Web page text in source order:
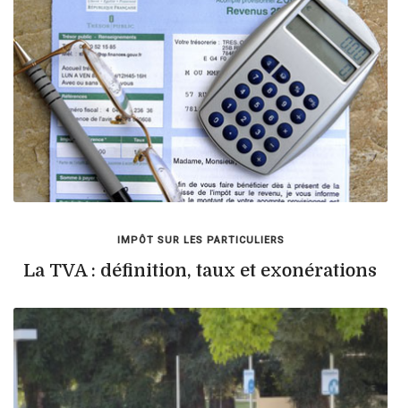
IMPÔT SUR LES PARTICULIERS
La TVA : définition, taux et exonérations